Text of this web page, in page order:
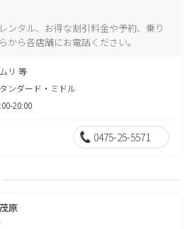
ンタル、お得な割引料金や予約、乗り
から各店舗にお電話ください。
リ 等
ンダード・ミドル
20:00
0475-25-5571
原